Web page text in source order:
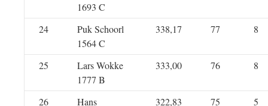
1693 C
24
Puk Schoorl
1564 C
338,17 77 8
25
Lars Wokke
1777 B
333,00 76 8
26
Hans
322,83 75 5